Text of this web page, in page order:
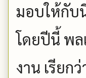
มอบให้กับ
โดยปีนี้ พล
งาน เรียก